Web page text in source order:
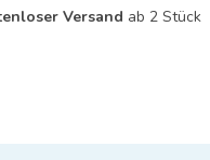
Versand ab 2 Stück